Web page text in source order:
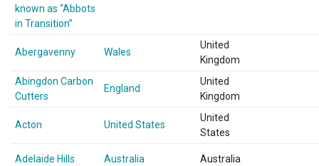
known as “Abbots
in Transition”
Abergavenny Wales
United
Kingdom
Abingdon Carbon
Cutters
England
United
Kingdom
Acton United States
United
States
Adelaide Hills Australia Australia